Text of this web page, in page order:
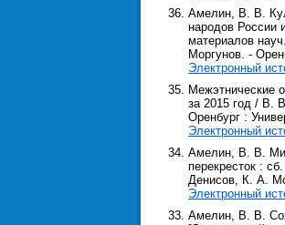
Амелин, В. В.
народов России
материалов
Моргунов. -
Электронный
Межэтнические
за 2015 год / В.
Оренбург :
Электронный
Амелин, В. В.
перекресток :
Денисов, К. А.
Электронный
Амелин, В. В.